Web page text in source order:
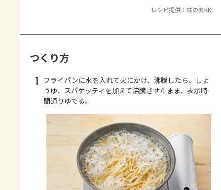
レシピ提供：味の素KK
つくり方
1
フライパンに水を入れて火にかけ、沸騰したら、しょ
うゆ、スパゲッティを加えて沸騰させたまま、表示時
間通りゆでる。